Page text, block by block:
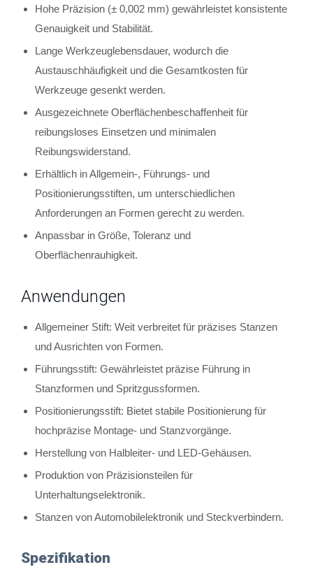
Hohe Präzision (± 0,002 mm) gewährleistet konsistente
Genauigkeit und Stabilität.
Lange Werkzeuglebensdauer, wodurch die
Austauschhäufigkeit und die Gesamtkosten für
Werkzeuge gesenkt werden.
Ausgezeichnete Oberflächenbeschaffenheit für
reibungsloses Einsetzen und minimalen
Reibungswiderstand.
Erhältlich in Allgemein-, Führungs- und
Positionierungsstiften, um unterschiedlichen
Anforderungen an Formen gerecht zu werden.
Anpassbar in Größe, Toleranz und
Oberflächenrauhigkeit.
Anwendungen
Allgemeiner Stift: Weit verbreitet für präzises Stanzen
und Ausrichten von Formen.
Führungsstift: Gewährleistet präzise Führung in
Stanzformen und Spritzgussformen.
Positionierungsstift: Bietet stabile Positionierung für
hochpräzise Montage- und Stanzvorgänge.
Herstellung von Halbleiter- und LED-Gehäusen.
Produktion von Präzisionsteilen für
Unterhaltungselektronik.
Stanzen von Automobilelektronik und Steckverbindern.
Spezifikation